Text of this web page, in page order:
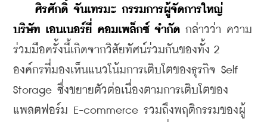
ศิรศักดิ์ จันเทรมะ กรรมการผู้จัดการใหญ่
บริษัท เอนเนอร์ยี่ คอมเพล็กซ์ จำกัด กล่าวว่า ความ
ร่วมมือครั้งนี้เกิดจากวิสัยทัศน์ร่วมกันของทั้ง 2
องค์กรที่มองเห็นแนวโน้มการเติบโตของธุรกิจ Self
Storage ซึ่งขยายตัวต่อเนื่องตามการเติบโตของ
แพลตฟอร์ม E-commerce รวมถึงพฤติกรรมของผู้